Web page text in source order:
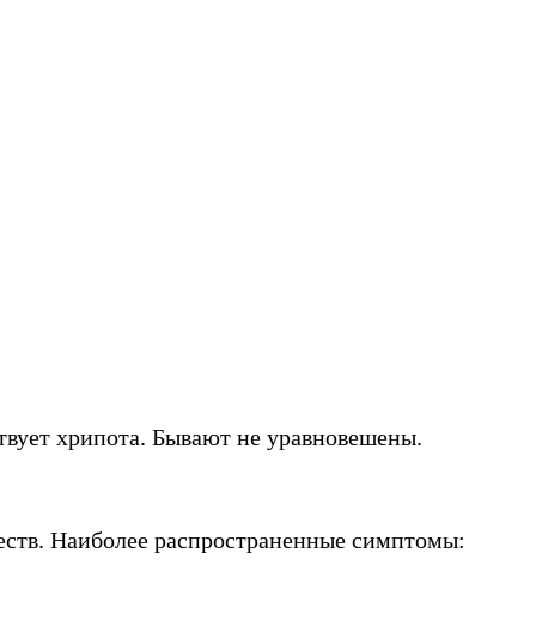
хрипота. Бывают не уравновешены.
Наиболее распространенные симптомы: